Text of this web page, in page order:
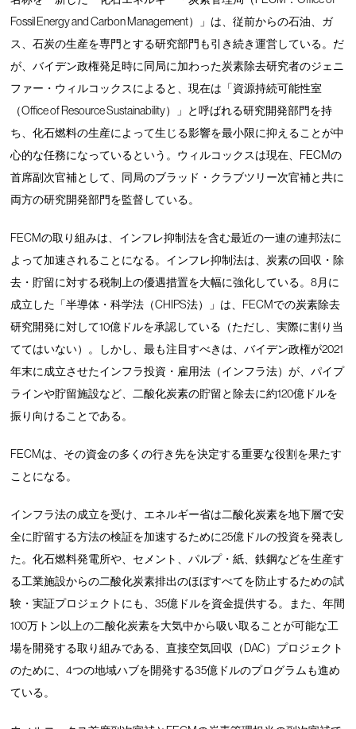
Fossil Energy and Carbon Management）」は、従前からの石油、ガ
ス、石炭の生産を専門とする研究部門も引き続き運営している。だ
が、バイデン政権発足時に同局に加わった炭素除去研究者のジェニ
ファー・ウィルコックスによると、現在は「資源持続可能性室
（Office of Resource Sustainability）」と呼ばれる研究開発部門を持
ち、化石燃料の生産によって生じる影響を最小限に抑えることが中
心的な任務になっているという。ウィルコックスは現在、FECMの
首席副次官補として、同局のブラッド・クラブツリー次官補と共に
両方の研究開発部門を監督している。
FECMの取り組みは、インフレ抑制法を含む最近の一連の連邦法に
よって加速されることになる。インフレ抑制法は、炭素の回収・除
去・貯留に対する税制上の優遇措置を大幅に強化している。8月に
成立した「半導体・科学法（CHIPS法）」は、FECMでの炭素除去
研究開発に対して10億ドルを承認している（ただし、実際に割り当
ててはいない）。しかし、最も注目すべきは、バイデン政権が2021
年末に成立させたインフラ投資・雇用法（インフラ法）が、パイプ
ラインや貯留施設など、二酸化炭素の貯留と除去に約120億ドルを
振り向けることである。
FECMは、その資金の多くの行き先を決定する重要な役割を果たす
ことになる。
インフラ法の成立を受け、エネルギー省は二酸化炭素を地下層で安
全に貯留する方法の検証を加速するために25億ドルの投資を発表し
た。化石燃料発電所や、セメント、パルプ・紙、鉄鋼などを生産す
る工業施設からの二酸化炭素排出のほぼすべてを防止するための試
験・実証プロジェクトにも、35億ドルを資金提供する。また、年間
100万トン以上の二酸化炭素を大気中から吸い取ることが可能な工
場を開発する取り組みである、直接空気回収（DAC）プロジェクト
のために、4つの地域ハブを開発する35億ドルのプログラムも進め
ている。